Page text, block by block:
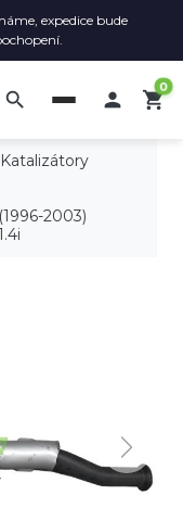
expedice bude
search  shopping_cart
0
Katalizátory
2003)
Next